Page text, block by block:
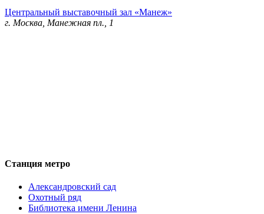
Центральный выставочный зал «Манеж»
г. Москва, Манежная пл., 1
Станция метро
Александровский сад
Охотный ряд
Библиотека имени Ленина